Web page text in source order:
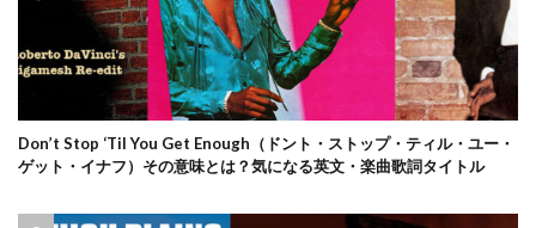
Don’t Stop ‘Til You Get Enough（ドント・ストップ・ティル・ユー・
ゲット・イナフ）その意味とは？気になる英文・楽曲歌詞タイトル